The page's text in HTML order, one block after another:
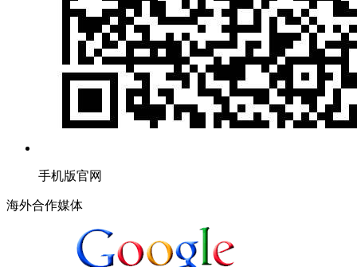
手机版官网
海外合作媒体